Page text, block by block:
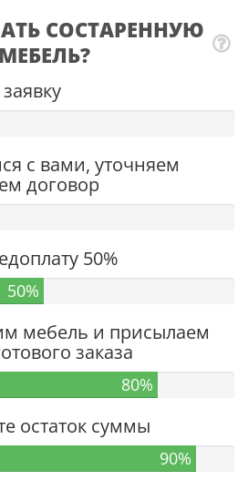
СОСТАРЕННУЮ
МЕБЕЛЬ?
с вами, уточняем
договор
50%
50%
мебель и присылаем
заказа
80%
остаток суммы
90%